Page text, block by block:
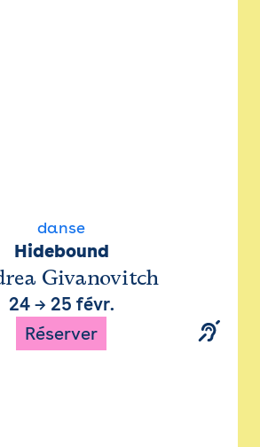
danse
Hidebound
Givanovitch
24→ 25 févr.
Réserver